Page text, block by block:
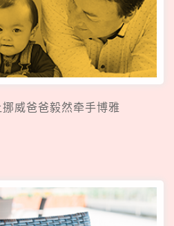
威爸爸毅然牵手博雅